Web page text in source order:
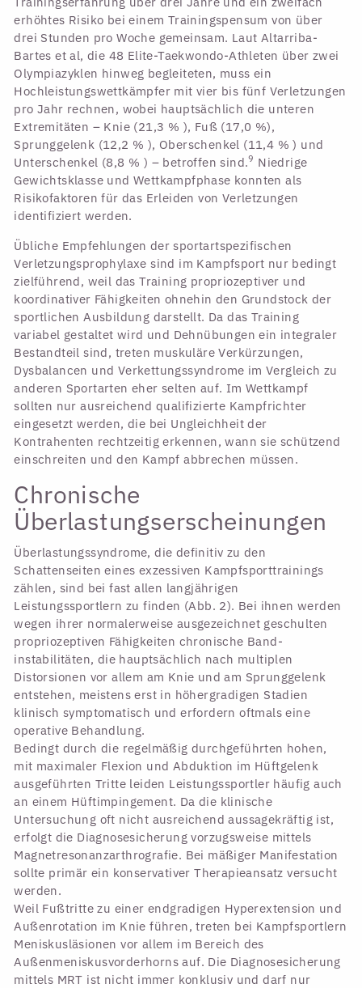
erhöhtes Risiko bei einem Trainingspensum von über
drei Stunden pro Woche gemeinsam. Laut Altarriba-
Bartes et al, die 48 Elite-Taekwondo-Athleten über zwei
Olympiazyklen hinweg begleiteten, muss ein
Hochleistungswettkämpfer mit vier bis fünf Verletzungen
pro Jahr rechnen, wobei hauptsächlich die unteren
Extremitäten – Knie (21,3 % ), Fuß (17,0 %),
Sprunggelenk (12,2 % ), Oberschenkel (11,4 % ) und
Unterschenkel (8,8 % ) – betroffen sind.9 Niedrige
Gewichtsklasse und Wettkampfphase konnten als
Risikofaktoren für das Erleiden von Verletzungen
identifiziert werden.
Übliche Empfehlungen der sportartspezifischen
Verletzungsprophylaxe sind im Kampfsport nur bedingt
zielführend, weil das Training propriozeptiver und
koordinativer Fähigkeiten ohnehin den Grundstock der
sportlichen Ausbildung darstellt. Da das Training
variabel gestaltet wird und Dehnübungen ein integraler
Bestandteil sind, treten muskuläre Verkürzungen,
Dysbalancen und Verkettungssyndrome im Vergleich zu
anderen Sportarten eher selten auf. Im Wettkampf
sollten nur ausreichend qualifizierte Kampfrichter
eingesetzt werden, die bei Ungleichheit der
Kontrahenten rechtzeitig erkennen, wann sie schützend
einschreiten und den Kampf abbrechen müssen.
Chronische
Überlastungserscheinungen
Überlastungssyndrome, die definitiv zu den
Schattenseiten eines exzessiven Kampfsporttrainings
zählen, sind bei fast allen langjährigen
Leistungssportlern zu finden (Abb. 2). Bei ihnen werden
wegen ihrer normalerweise ausgezeichnet geschulten
propriozeptiven Fähigkeiten chronische Band­
instabilitäten, die hauptsächlich nach multiplen
Distorsionen vor allem am Knie und am Sprunggelenk
entstehen, meistens erst in höhergradigen Stadien
klinisch symptomatisch und erfordern oftmals eine
operative Behandlung.
Bedingt durch die regelmäßig durchgeführten hohen,
mit maximaler Flexion und Abduktion im Hüftgelenk
ausgeführten Tritte leiden Leistungssportler häufig auch
an einem Hüftimpingement. Da die klinische
Untersuchung oft nicht ausreichend aussagekräftig ist,
erfolgt die Diagnosesicherung vorzugsweise mittels
Magnetresonanzarthrografie. Bei mäßiger Manifestation
sollte primär ein konservativer Therapieansatz versucht
werden.
Weil Fußtritte zu einer endgradigen Hyperextension und
Außenrotation im Knie führen, treten bei Kampfsportlern
Meniskusläsionen vor allem im Bereich des
Außenmeniskusvorderhorns auf. Die Diagnosesicherung
mittels MRT ist nicht immer konklusiv und darf nur